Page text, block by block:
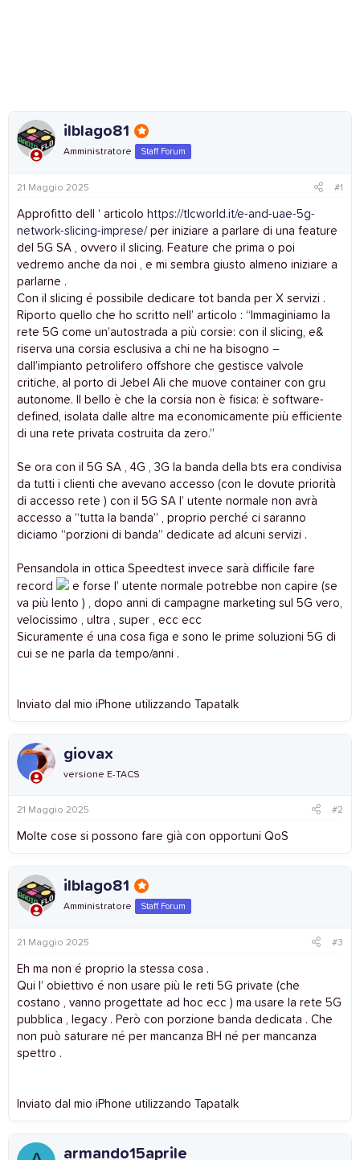
ilblago81
Amministratore Staff Forum
21 Maggio 2025 #1
Approfitto dell ‘ articolo https://tlcworld.it/e-and-uae-5g-
network-slicing-imprese/per iniziare a parlare di una feature
del 5G SA , ovvero il slicing. Feature che prima o poi
vedremo anche da noi , e mi sembra giusto almeno iniziare a
parlarne .
Con il slicing é possibile dedicare tot banda per X servizi .
Riporto quello che ho scritto nell’ articolo : “Immaginiamo la
rete 5G come un’autostrada a più corsie: con il slicing, e&
riserva una corsia esclusiva a chi ne ha bisogno –
dall’impianto petrolifero offshore che gestisce valvole
critiche, al porto di Jebel Ali che muove container con gru
autonome. Il bello è che la corsia non è fisica: è software-
defined, isolata dalle altre ma economicamente più efficiente
di una rete privata costruita da zero.”
Se ora con il 5G SA , 4G , 3G la banda della bts era condivisa
da tutti i clienti che avevano accesso (con le dovute priorità
di accesso rete ) con il 5G SA l’ utente normale non avrà
accesso a “tutta la banda” , proprio perché ci saranno
diciamo “porzioni di banda” dedicate ad alcuni servizi .
Pensandola in ottica Speedtest invece sarà difficile fare
record
e forse l’ utente normale potrebbe non capire (se
va più lento ) , dopo anni di campagne marketing sul 5G vero,
velocissimo , ultra , super , ecc ecc
Sicuramente é una cosa figa e sono le prime soluzioni 5G di
cui se ne parla da tempo/anni .
Inviato dal mio iPhone utilizzando Tapatalk
giovax
versione E-TACS
21 Maggio 2025 #2
Molte cose si possono fare già con opportuni QoS
ilblago81
Amministratore Staff Forum
21 Maggio 2025 #3
Eh ma non é proprio la stessa cosa .
Qui l’ obiettivo é non usare più le reti 5G private (che
costano , vanno progettate ad hoc ecc ) ma usare la rete 5G
pubblica , legacy . Però con porzione banda dedicata . Che
non può saturare né per mancanza BH né per mancanza
spettro .
Inviato dal mio iPhone utilizzando Tapatalk
armando15aprile